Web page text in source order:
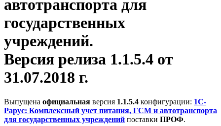
автотранспорта для
государственных
учреждений.
Версия релиза 1.1.5.4 от
31.07.2018 г.
Выпущена официальная версия 1.1.5.4 конфигурации: 1С-
Рарус: Комплексный учет питания, ГСМ и автотранспорта
для государственных учреждений поставки ПРОФ.